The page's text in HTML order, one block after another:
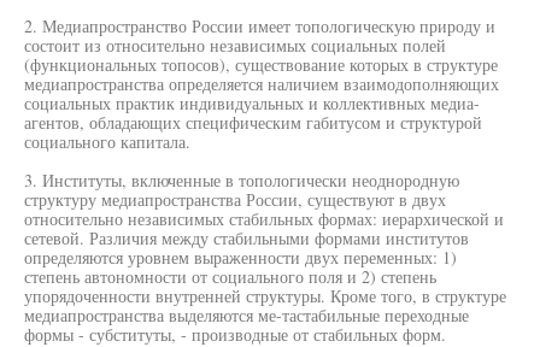
2. Медиапространство России имеет топологическую природу и
состоит из относительно независимых социальных полей
(функциональных топосов), существование которых в структуре
медиапространства определяется наличием взаимодополняющих
социальных практик индивидуальных и коллективных медиа-
агентов, обладающих специфическим габитусом и структурой
социального капитала.
3. Институты, включенные в топологически неоднородную
структуру медиапространства России, существуют в двух
относительно независимых стабильных формах: иерархической и
сетевой. Различия между стабильными формами институтов
определяются уровнем выраженности двух переменных: 1)
степень автономности от социального поля и 2) степень
упорядоченности внутренней структуры. Кроме того, в структуре
медиапространства выделяются ме-тастабильные переходные
формы - субституты, - производные от стабильных форм.